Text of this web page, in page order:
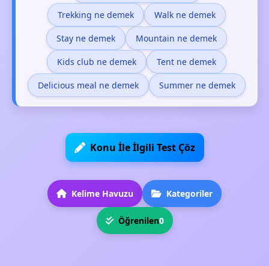
Trekking ne demek Walk ne demek
Stay ne demek Mountain ne demek
Kids club ne demek Tent ne demek
Delicious meal ne demek Summer ne demek
Konu İle İlgili Test Çöz
Kelime Havuzu Kategoriler
Öğrenilen0